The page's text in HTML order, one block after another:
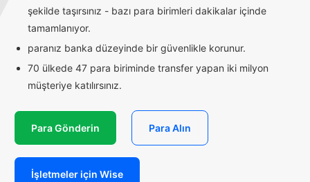
şekilde taşırsınız - bazı para birimleri dakikalar içinde
tamamlanıyor.
paranız banka düzeyinde bir güvenlikle korunur.
70 ülkede 47 para biriminde transfer yapan iki milyon
müşteriye katılırsınız.
Para Gönderin Para Alın
İşletmeler için Wise